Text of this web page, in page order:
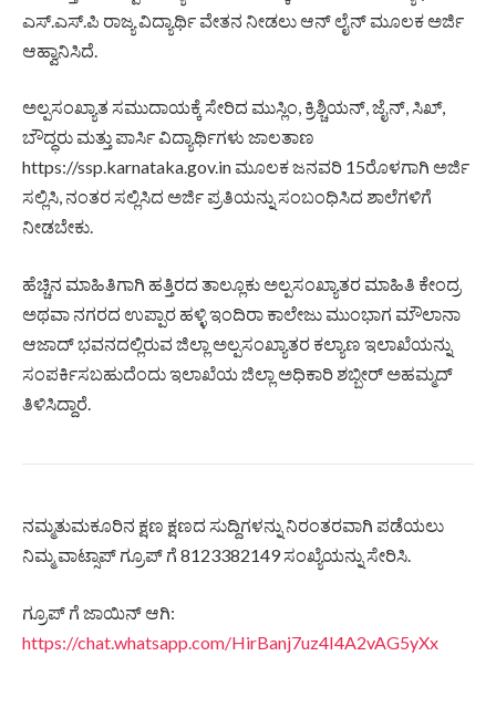
ಎಸ್.ಎಸ್.ಪಿ ರಾಜ್ಯ ವಿದ್ಯಾರ್ಥಿ ವೇತನ ನೀಡಲು ಆನ್ ಲೈನ್ ಮೂಲಕ ಅರ್ಜಿ
ಆಹ್ವಾನಿಸಿದೆ.
ಅಲ್ಪಸಂಖ್ಯಾತ ಸಮುದಾಯಕ್ಕೆ ಸೇರಿದ ಮುಸ್ಲಿಂ, ಕ್ರಿಶ್ಚಿಯನ್, ಜೈನ್, ಸಿಖ್,
ಬೌದ್ಧರು ಮತ್ತು ಪಾರ್ಸಿ ವಿದ್ಯಾರ್ಥಿಗಳು ಜಾಲತಾಣ
https://ssp.karnataka.gov.in ಮೂಲಕ ಜನವರಿ 15ರೊಳಗಾಗಿ ಅರ್ಜಿ
ಸಲ್ಲಿಸಿ, ನಂತರ ಸಲ್ಲಿಸಿದ ಅರ್ಜಿ ಪ್ರತಿಯನ್ನು ಸಂಬಂಧಿಸಿದ ಶಾಲೆಗಳಿಗೆ
ನೀಡಬೇಕು.
ಹೆಚ್ಚಿನ ಮಾಹಿತಿಗಾಗಿ ಹತ್ತಿರದ ತಾಲ್ಲೂಕು ಅಲ್ಪಸಂಖ್ಯಾತರ ಮಾಹಿತಿ ಕೇಂದ್ರ
ಅಥವಾ ನಗರದ ಉಪ್ಪಾರ ಹಳ್ಳಿ ಇಂದಿರಾ ಕಾಲೇಜು ಮುಂಭಾಗ ಮೌಲಾನಾ
ಆಜಾದ್ ಭವನದಲ್ಲಿರುವ ಜಿಲ್ಲಾ ಅಲ್ಪಸಂಖ್ಯಾತರ ಕಲ್ಯಾಣ ಇಲಾಖೆಯನ್ನು
ಸಂಪರ್ಕಿಸಬಹುದೆಂದು ಇಲಾಖೆಯ ಜಿಲ್ಲಾ ಅಧಿಕಾರಿ ಶಬ್ಬೀರ್ ಅಹಮ್ಮದ್
ತಿಳಿಸಿದ್ದಾರೆ.
ನಮ್ಮತುಮಕೂರಿನ ಕ್ಷಣ ಕ್ಷಣದ ಸುದ್ದಿಗಳನ್ನು ನಿರಂತರವಾಗಿ ಪಡೆಯಲು
ನಿಮ್ಮ ವಾಟ್ಸಾಪ್ ಗ್ರೂಪ್ ಗೆ 8123382149 ಸಂಖ್ಯೆಯನ್ನು ಸೇರಿಸಿ.
ಗ್ರೂಪ್ ಗೆ ಜಾಯಿನ್ ಆಗಿ:
https://chat.whatsapp.com/HirBanj7uz4I4A2vAG5yXx